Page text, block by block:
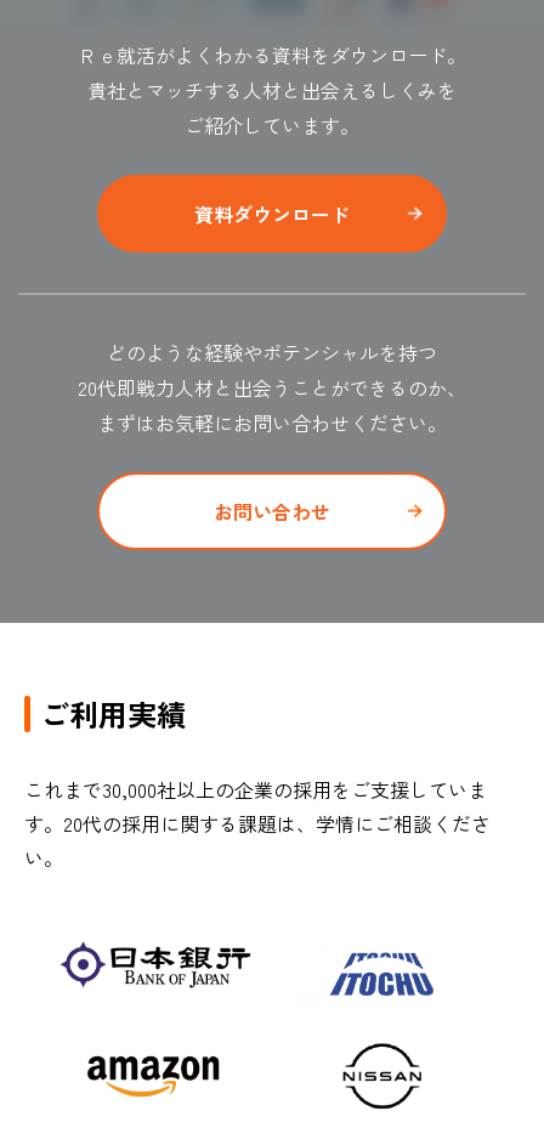
Ｒｅ就活がよくわかる資料をダウンロード。
貴社とマッチする人材と出会えるしくみを
ご紹介しています。
資料ダウンロード
どのような経験やポテンシャルを持つ
20代即戦力人材と出会うことができるのか、
まずはお気軽にお問い合わせください。
お問い合わせ
ご利用実績
これまで30,000社以上の企業の採用をご支援していま
す。20代の採用​に関する課題は、学情にご相談くださ
い。